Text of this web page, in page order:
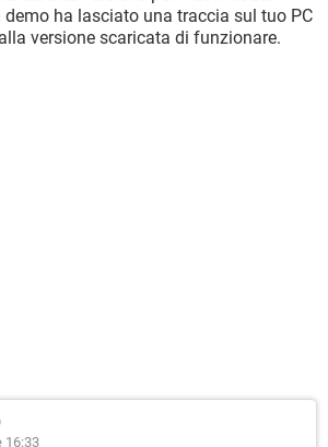
demo ha lasciato una traccia sul tuo PC
versione scaricata di funzionare.
16:33